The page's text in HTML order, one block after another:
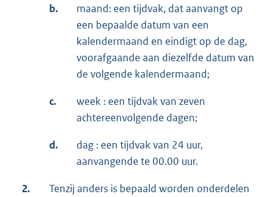
b.
maand: een tijdvak, dat aanvangt op
een bepaalde datum van een
kalendermaand en eindigt op de dag,
voorafgaande aan diezelfde datum van
de volgende kalendermaand;
c.
week : een tijdvak van zeven
achtereenvolgende dagen;
d.
dag : een tijdvak van 24 uur,
aanvangende te 00.00 uur.
2.
Tenzij anders is bepaald worden onderdelen